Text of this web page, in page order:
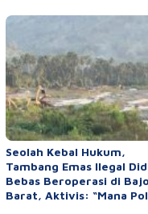
Seolah Kebal Hukum,
Tambang Emas Ilegal
Bebas Beroperasi di Bajo
Barat, Aktivis: “Mana